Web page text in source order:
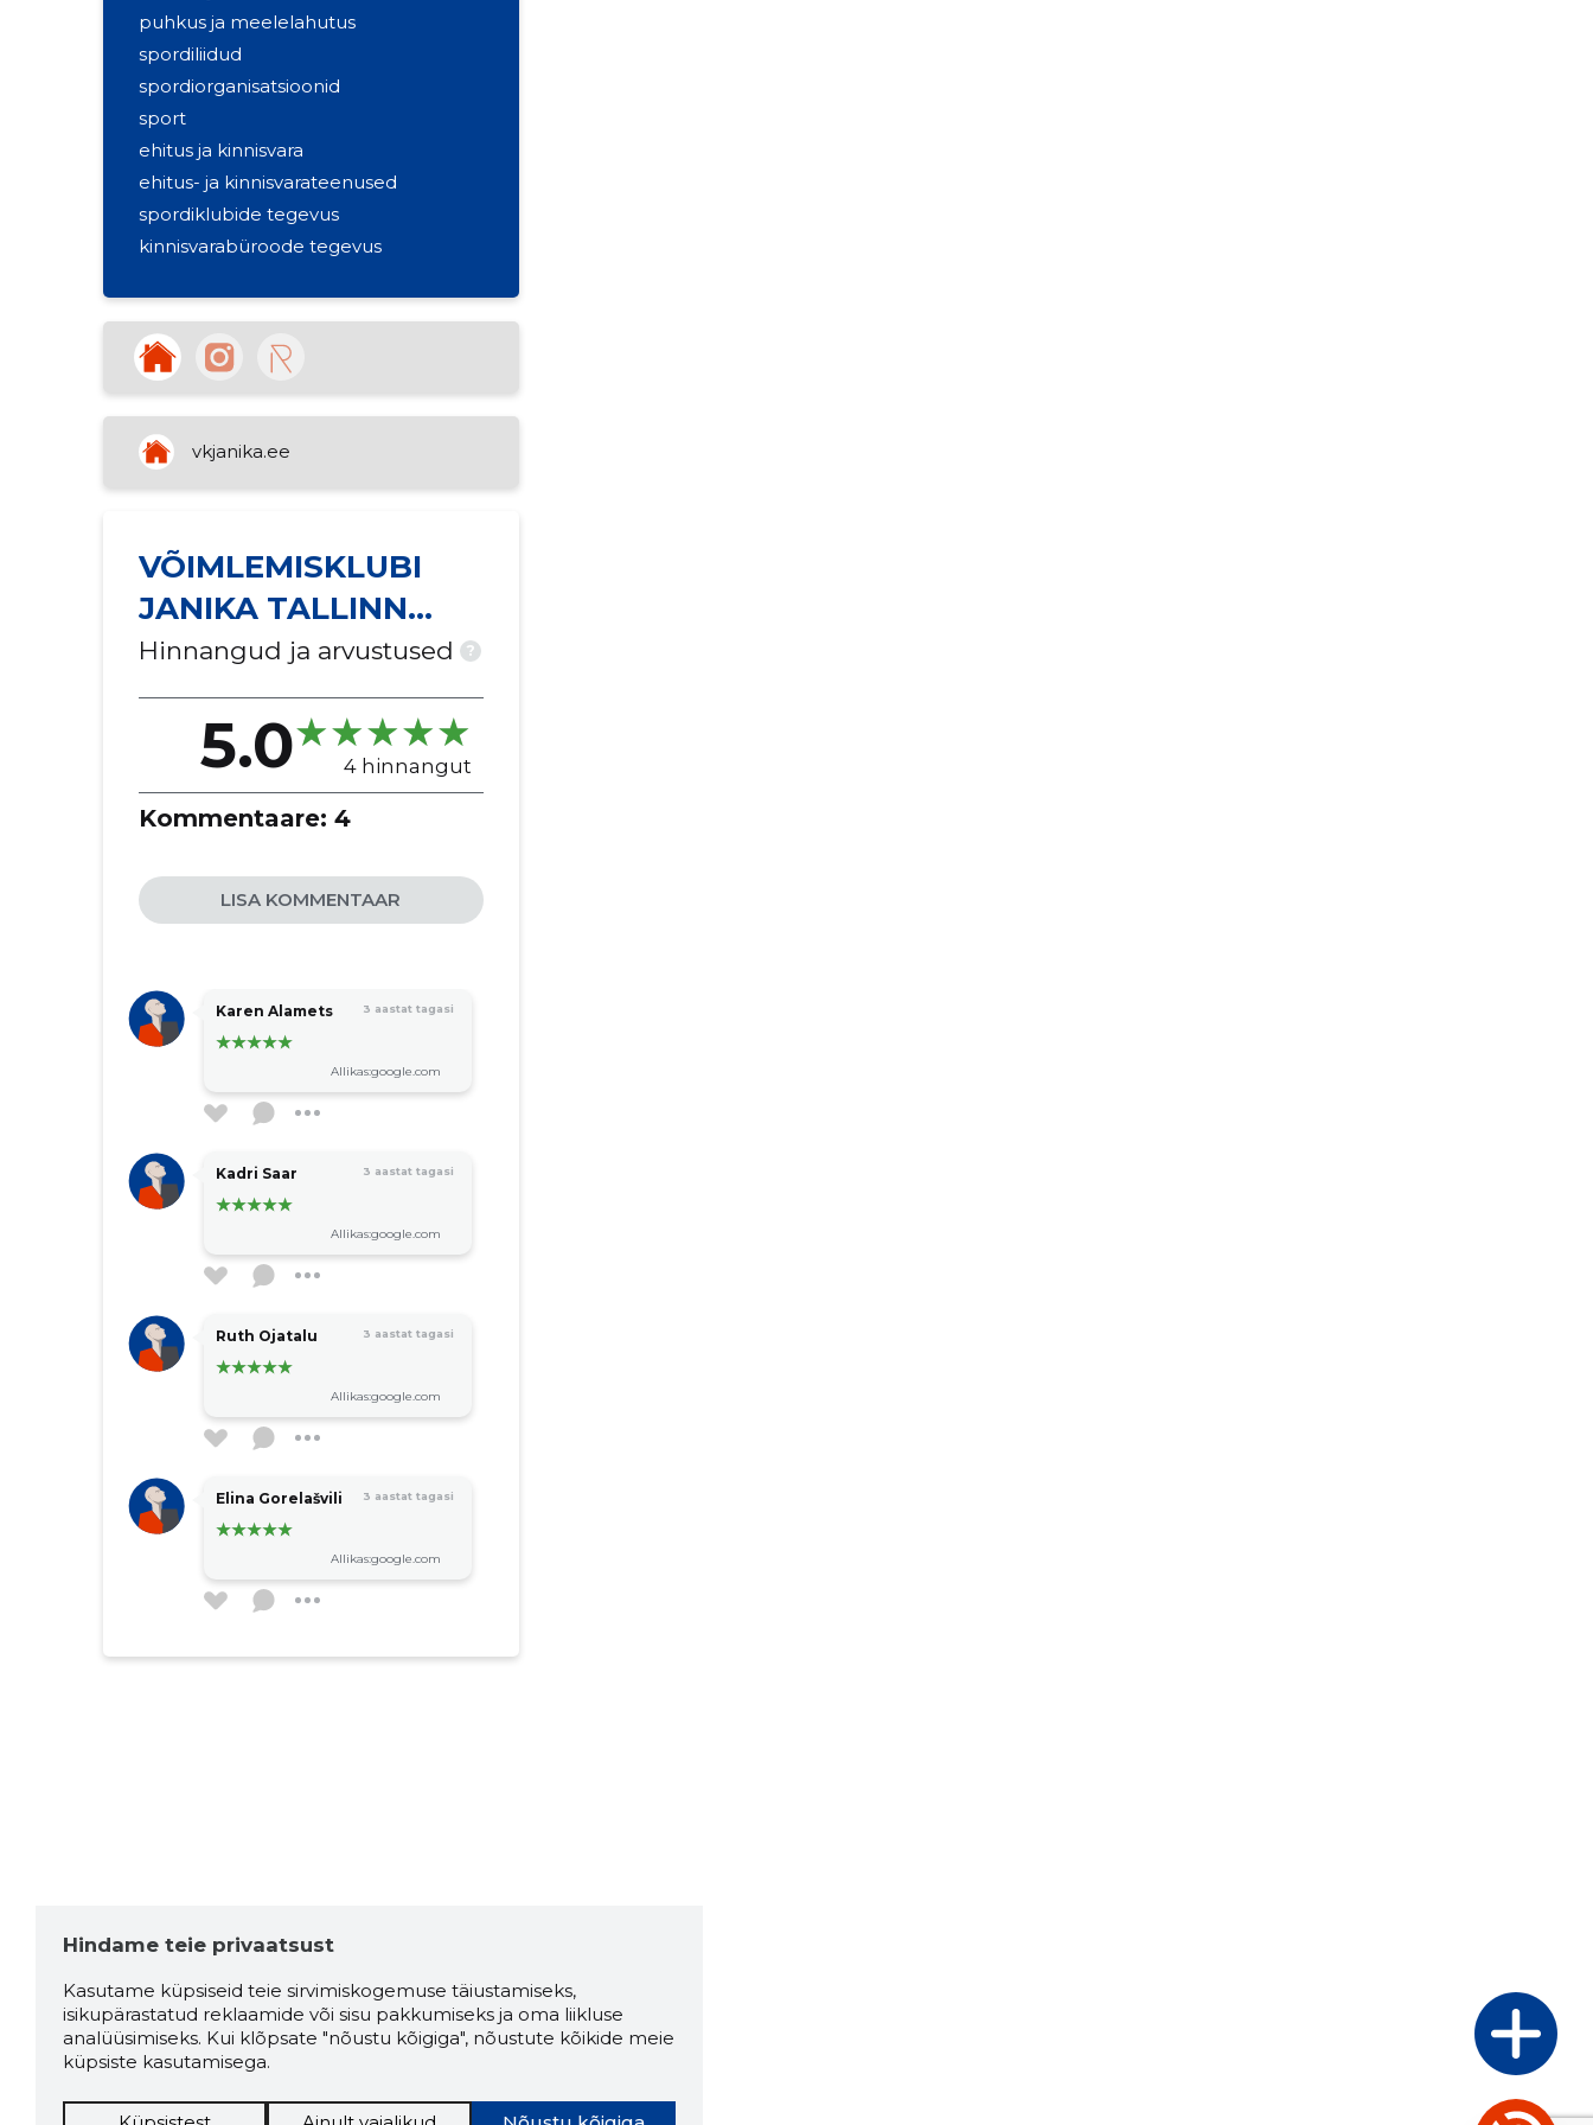
puhkus ja meelelahutus
spordiliidud
spordiorganisatsioonid
sport
ehitus ja kinnisvara
ehitus- ja kinnisvarateenused
spordiklubide tegevus
kinnisvarabüroode tegevus
vkjanika.ee
VÕIMLEMISKLUBI
JANIKA TALLINN
MTÜ
Hinnangud ja arvustused ?
5.0 4 hinnangut
Kommentaare: 4
LISA KOMMENTAAR
Karen Alamets 3 aastat tagasi
Allikas:google.com
Kadri Saar 3 aastat tagasi
Allikas:google.com
Ruth Ojatalu 3 aastat tagasi
Allikas:google.com
Elina Gorelašvili 3 aastat tagasi
Allikas:google.com
Hindame teie privaatsust
Kasutame küpsiseid teie sirvimiskogemuse täiustamiseks,
isikupärastatud reklaamide või sisu pakkumiseks ja oma liikluse
analüüsimiseks. Kui klõpsate "nõustu kõigiga", nõustute kõikide meie
küpsiste kasutamisega.